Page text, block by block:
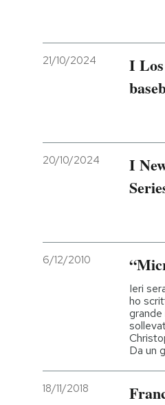
21/10/2024
I
20/10/2024
I
6/12/2010
Ieri
ho
grande
Da un
18/11/2018